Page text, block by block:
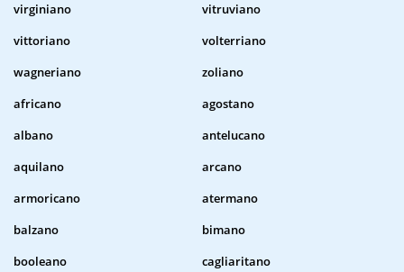
virginiano
vitruviano
vittoriano
volterriano
wagneriano
zoliano
africano
agostano
albano
antelucano
aquilano
arcano
armoricano
atermano
balzano
bimano
booleano
cagliaritano